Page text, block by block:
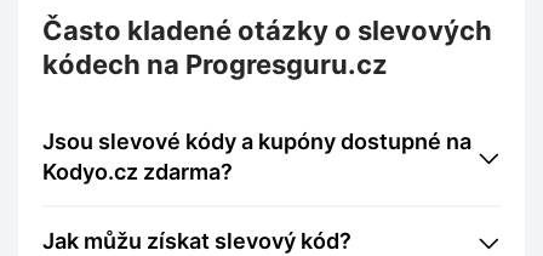
Často kladené otázky o slevových
kódech na Progresguru.cz
Jsou slevové kódy a kupóny dostupné na
Kodyo.cz zdarma?
Jak můžu získat slevový kód?